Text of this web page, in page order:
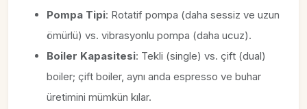
Pompa Tipi: Rotatif pompa (daha sessiz ve uzun
ömürlü) vs. vibrasyonlu pompa (daha ucuz).
Boiler Kapasitesi: Tekli (single) vs. çift (dual)
boiler; çift boiler, aynı anda espresso ve buhar
üretimini mümkün kılar.